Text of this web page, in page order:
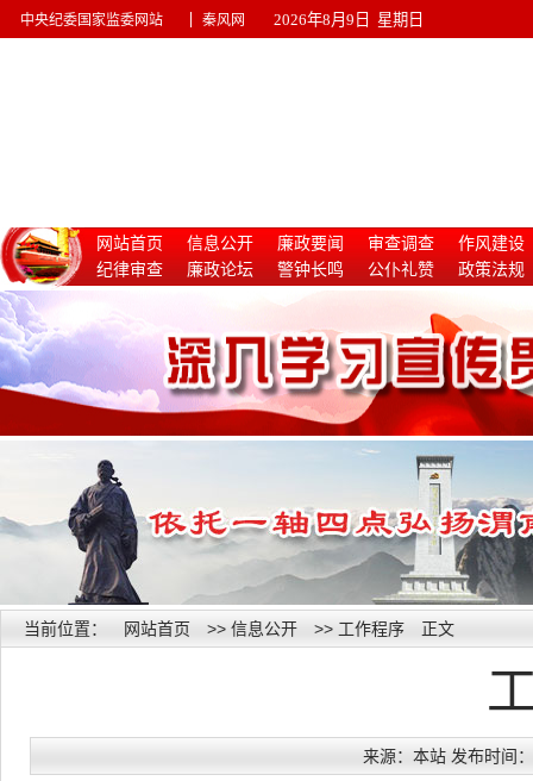
中央纪委国家监委网站 秦风网 2026年8月9日 星期日
网站首页 信息公开 廉政要闻 审查调查
作风建设
纪律审查
廉政论坛 警钟长鸣 公仆礼赞
政策法规
当前位置： 网站首页 >> 信息公开 >> 工作程序 正文
来源：本站 发布时间